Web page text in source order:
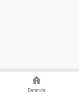
Beranda